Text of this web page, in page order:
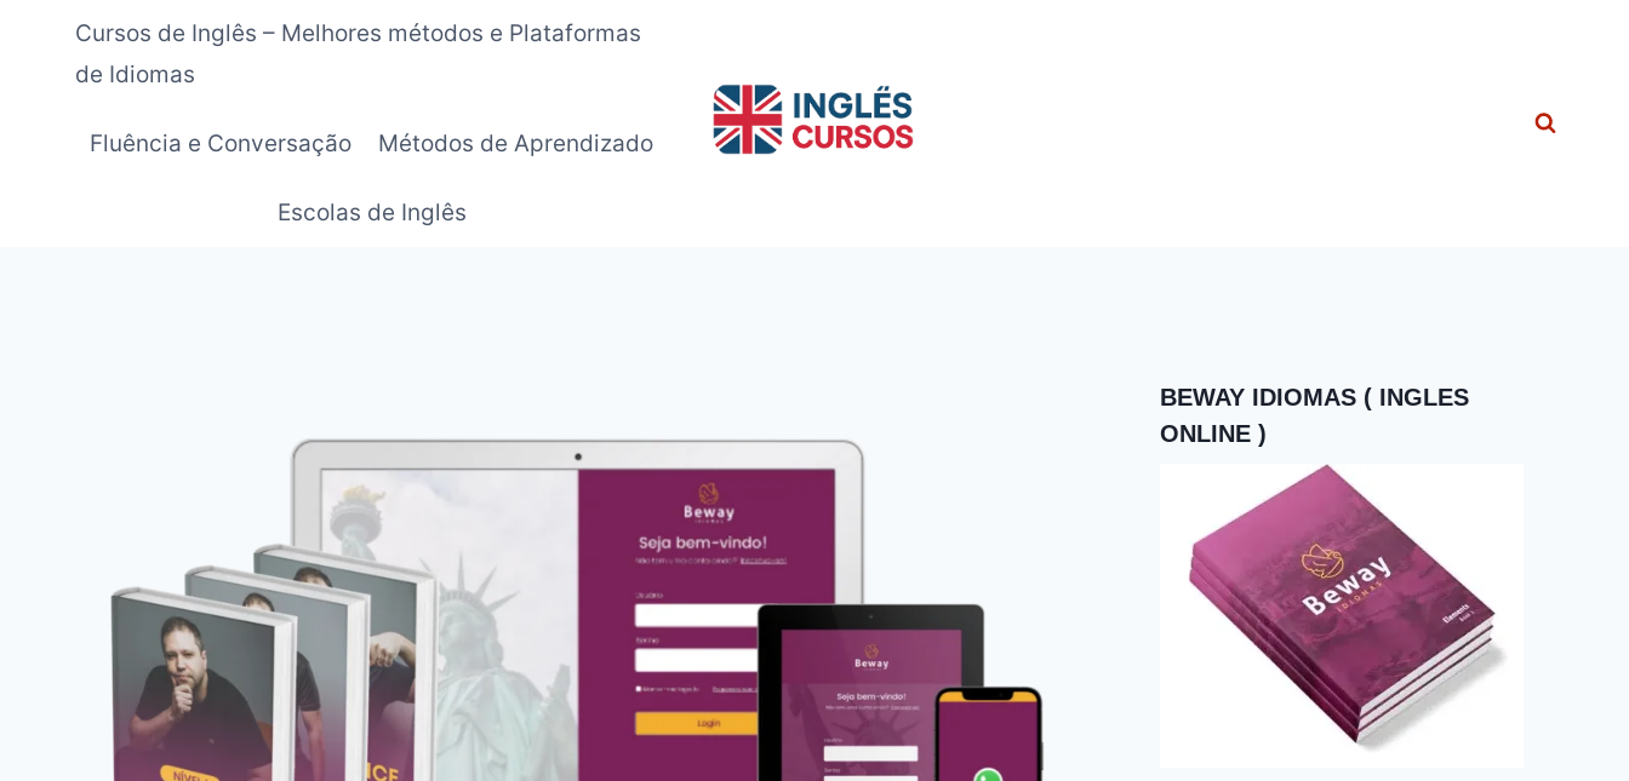
Conteúdo
Cursos de Inglês – Melhores métodos e Plataformas
de Idiomas
Fluência e Conversação Métodos de Aprendizado
Escolas de Inglês
BEWAY IDIOMAS ( INGLES
ONLINE )